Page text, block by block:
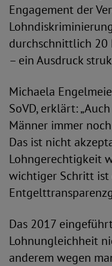
Engagement der
durchschnittlich 20
– ein Ausdruck
Michaela
SoVD, erklärt:
Männer immer
Das ist nicht
Lohngerechtigkeit
wichtiger Schritt
Das 2017
Lohnungleichheit
anderem wegen